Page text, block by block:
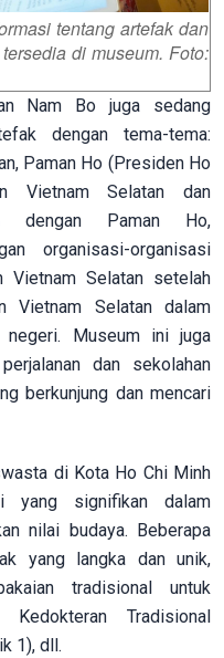
tentang artefak dan
di museum. Foto:
Nam Bo juga sedang
dengan tema-tema:
Paman Ho (Presiden Ho
Vietnam Selatan dan
dengan Paman Ho,
organisasi-organisasi
Vietnam Selatan setelah
Vietnam Selatan dalam
Museum ini juga
dan sekolahan
berkunjung dan mencari
di Kota Ho Chi Minh
yang signifikan dalam
nilai budaya. Beberapa
yang langka dan unik,
tradisional untuk
Tradisional
1), dll.